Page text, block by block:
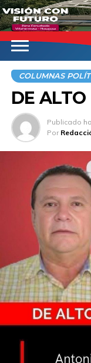
COLUMNAS
DE
Publicado
Por